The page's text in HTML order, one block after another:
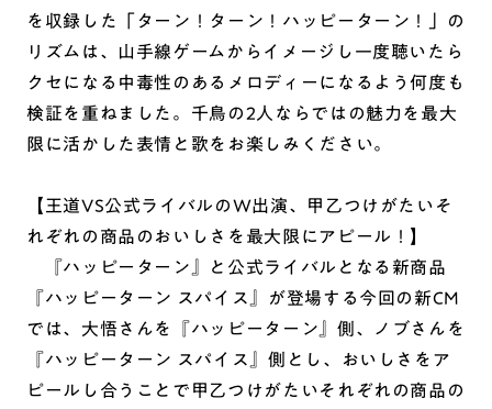
を収録した「ターン！ターン！ハッピーターン！」の
リズムは、山手線ゲームからイメージし一度聴いたら
クセになる中毒性のあるメロディーになるよう何度も
検証を重ねました。千鳥の2人ならではの魅力を最大
限に活かした表情と歌をお楽しみください。
【王道VS公式ライバルのW出演、甲乙つけがたいそ
れぞれの商品のおいしさを最大限にアピール！】
『ハッピーターン』と公式ライバルとなる新商品
『ハッピーターン スパイス』が登場する今回の新CM
では、大悟さんを『ハッピーターン』側、ノブさんを
『ハッピーターン スパイス』側とし、おいしさをア
ピールし合うことで甲乙つけがたいそれぞれの商品の